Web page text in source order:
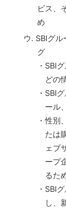
ビス、
め
ウ. SBIグ
グ
・SBI
どの
・SBI
ール
・性別
たは
ェブ
ープ
るた
・SBI
し、